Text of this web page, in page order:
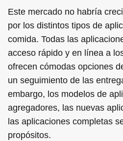
Este mercado no habría
por los distintos tipos de
comida. Todas las
acceso rápido y en línea a
ofrecen cómodas opciones
un seguimiento de las
embargo, los modelos de
agregadores, las nuevas
las aplicaciones completas
propósitos.